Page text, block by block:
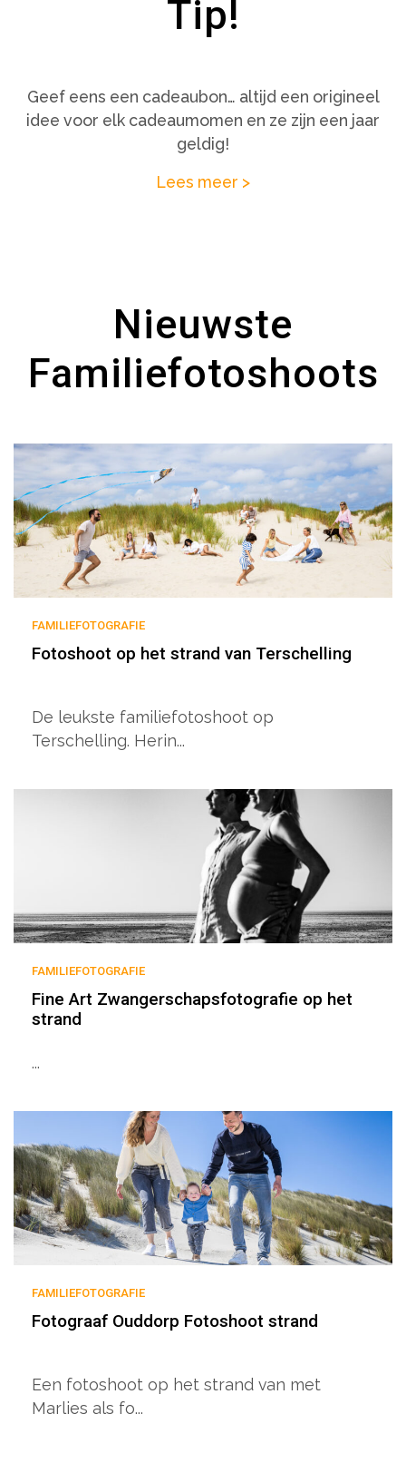
Tip!
Geef eens een cadeaubon… altijd een origineel
idee voor elk cadeaumomen en ze zijn een jaar
geldig!
Lees meer >
Nieuwste
Familiefotoshoots
FAMILIEFOTOGRAFIE
Fotoshoot op het strand van Terschelling
De leukste familiefotoshoot op
Terschelling. Herin...
FAMILIEFOTOGRAFIE
Fine Art Zwangerschapsfotografie op het
strand
...
FAMILIEFOTOGRAFIE
Fotograaf Ouddorp Fotoshoot strand
Een fotoshoot op het strand van met
Marlies als fo...